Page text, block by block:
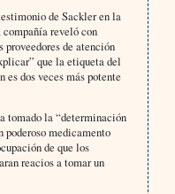
de Sackler en la
reveló con
de atención
que la etiqueta del
dos veces más potente
tomado la “determinación
medicamento
de que los
reacios a tomar un